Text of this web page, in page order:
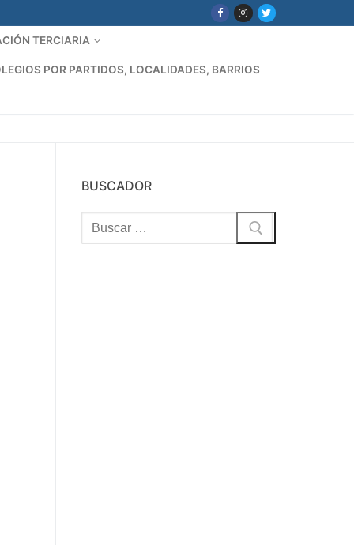
TERCIARIA
POR PARTIDOS, LOCALIDADES, BARRIOS
BUSCADOR
Buscar: